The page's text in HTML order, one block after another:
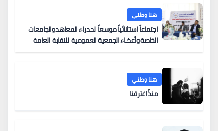
هنا وطني
اجتماعاً استثنائياً موسعاً لمدراء المعاهد والجامعات
الخاصة وأعضاء الجمعية العمومية للنقابة العامة
هنا وطني
منذُ افترقنا